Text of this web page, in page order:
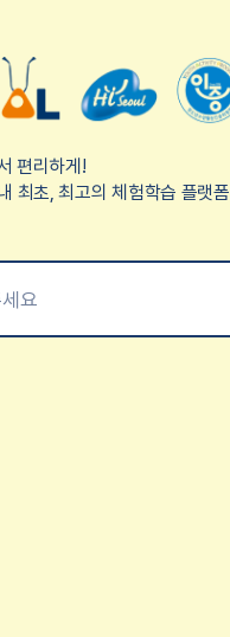
편리하게!
최초, 최고의 체험학습 플랫폼